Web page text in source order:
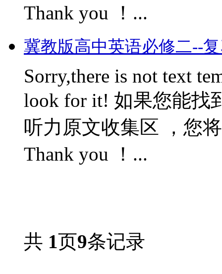
Thank you ！...
冀教版高中英语必修二--
Sorry,there is not text
look for it! 如果您能找
听力原文收集区 ，您
Thank you ！...
共 1页9条记录